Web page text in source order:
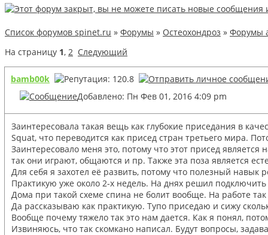
Список форумов spinet.ru » Форумы » Остеохондроз » Форумы
На страницу 1, 2 Следующий
bamb00k
Добавлено: Пн Фев 01, 2016 4:09 pm
Заинтересовала такая вещь как глубокие приседания в
Squat, что переводится как присед стран третьего мира.
Заинтересовало меня это, потому что этот присед
так они играют, общаются и пр. Также эта поза является
Для себя я захотел её развить, потому что полезный навык
Практикую уже около 2-х недель. На днях решил
Дома при такой схеме спина не болит вообще. На работе
Да рассказываю как практикую. Тупо приседаю и сижу
Вообще почему тяжело так это нам дается. Как я понял,
Извиняюсь, что так скомкано написал. Будут вопросы,